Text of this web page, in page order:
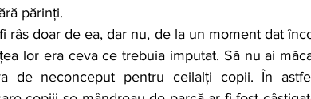
părinți.
lor era ceva ce trebuia imputat. Să nu ai
de neconceput pentru ceilalți copii. În